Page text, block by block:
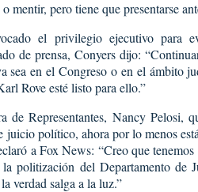
mentir, pero tiene que presentarse
el privilegio ejecutivo para
de prensa, Conyers dijo:
sea en el Congreso o en el ámbito
Rove esté listo para ello.”
de Representantes, Nancy Pelosi,
juicio político, ahora por lo menos
a Fox News: “Creo que
politización del Departamento de
verdad salga a la luz.”